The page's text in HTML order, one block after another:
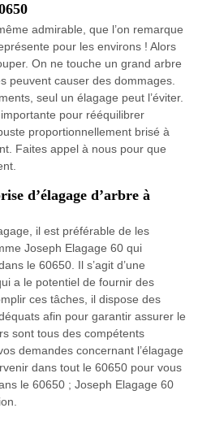
admirable, que l’on remarque
pour les environs ! Alors
On ne touche un grand arbre
peuvent causer des dommages.
seul un élagage peut l’éviter.
pour rééquilibrer
proportionnellement brisé à
Faites appel à nous pour que
d’élagage d’arbre à
il est préférable de les
Joseph Elagage 60 qui
le 60650. Il s’agit d’une
a le potentiel de fournir des
ces tâches, il dispose des
afin pour garantir assurer le
sont tous des compétents
demandes concernant l’élagage
dans tout le 60650 pour vous
le 60650 ; Joseph Elagage 60